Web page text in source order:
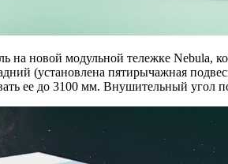
на новой модульной тележке Nebula,
(установлена пятирычажная
ее до 3100 мм. Внушительный